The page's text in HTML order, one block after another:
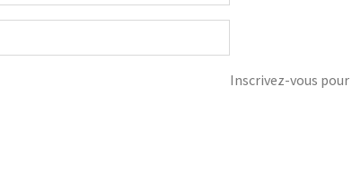
Inscrivez-vous